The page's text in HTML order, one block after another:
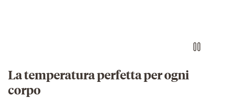
La temperatura perfetta per ogni
corpo